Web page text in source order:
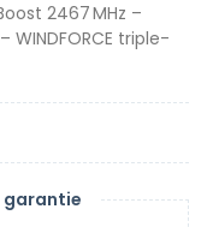
2467 MHz –
– WINDFORCE triple-
garantie